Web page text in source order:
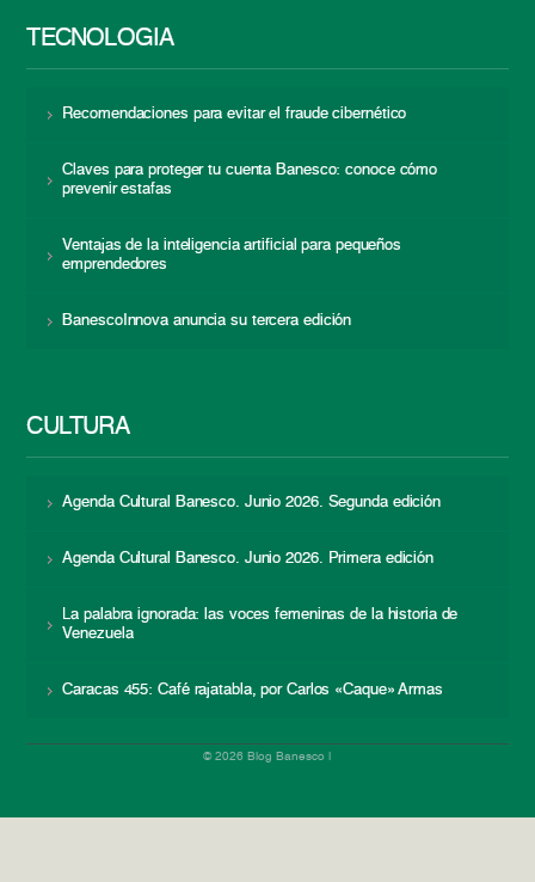
TECNOLOGÍA
Recomendaciones para evitar el fraude cibernético
Claves para proteger tu cuenta Banesco: conoce cómo
prevenir estafas
Ventajas de la inteligencia artificial para pequeños
emprendedores
BanescoInnova anuncia su tercera edición
CULTURA
Agenda Cultural Banesco. Junio 2026. Segunda edición
Agenda Cultural Banesco. Junio 2026. Primera edición
La palabra ignorada: las voces femeninas de la historia de
Venezuela
Caracas 455: Café rajatabla, por Carlos «Caque» Armas
© 2026 Blog Banesco |